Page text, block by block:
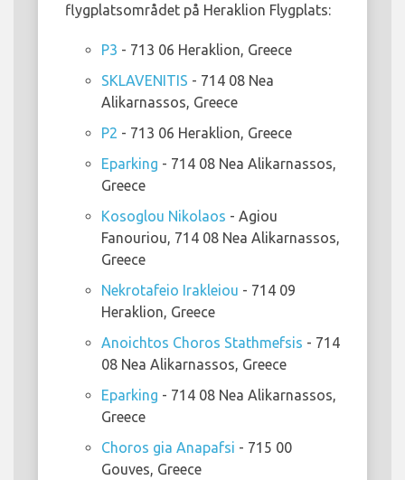
flygplatsområdet på Heraklion Flygplats:
P3 - 713 06 Heraklion, Greece
SKLAVENITIS - 714 08 Nea
Alikarnassos, Greece
P2 - 713 06 Heraklion, Greece
Eparking - 714 08 Nea Alikarnassos,
Greece
Kosoglou Nikolaos - Agiou
Fanouriou, 714 08 Nea Alikarnassos,
Greece
Nekrotafeio Irakleiou - 714 09
Heraklion, Greece
Anoichtos Choros Stathmefsis - 714
08 Nea Alikarnassos, Greece
Eparking - 714 08 Nea Alikarnassos,
Greece
Choros gia Anapafsi - 715 00
Gouves, Greece